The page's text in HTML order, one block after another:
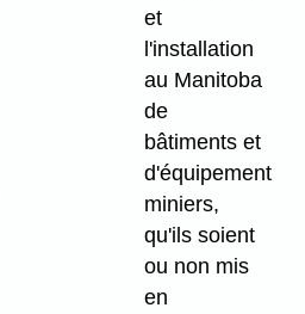
et
l'installation
au Manitoba
de
bâtiments et
d'équipement
miniers,
qu'ils soient
ou non mis
en